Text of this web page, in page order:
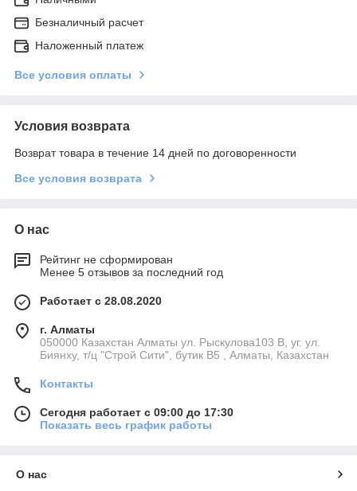
Безналичный расчет
Наложенный платеж
Все условия оплаты
Условия возврата
Возврат товара в течение 14 дней по договоренности
Все условия возврата
О нас
Рейтинг не сформирован
Менее 5 отзывов за последний год
Работает с 28.08.2020
г. Алматы
050000 Казахстан Алматы ул. Рыскулова103 В, уг. ул.
Биянху, т/ц "Строй Сити", бутик В5 , Алматы, Казахстан
Контакты
Сегодня работает с 09:00 до 17:30
Показать весь график работы
О нас